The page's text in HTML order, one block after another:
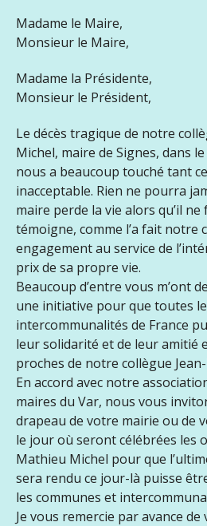
Madame le Maire,
Monsieur le Maire,
Madame la Présidente,
Monsieur le Président,
Le décès tragique de notre
Michel, maire de Signes, dans
nous a beaucoup touché tant
inacceptable. Rien ne pourra
maire perde la vie alors qu’il
témoigne, comme l’a fait notre
engagement au service de
prix de sa propre vie.
Beaucoup d’entre vous m’ont
une initiative pour que toutes
intercommunalités de France
leur solidarité et de leur amitié
proches de notre collègue
En accord avec notre
maires du Var, nous vous
drapeau de votre mairie ou de
le jour où seront célébrées les
Mathieu Michel pour que
sera rendu ce jour-là puisse
les communes et
Je vous remercie par avance